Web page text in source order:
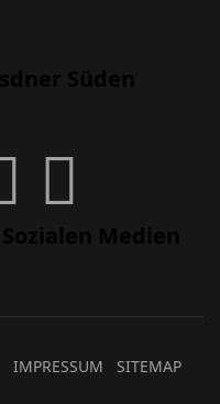
IMPRESSUM SITEMAP